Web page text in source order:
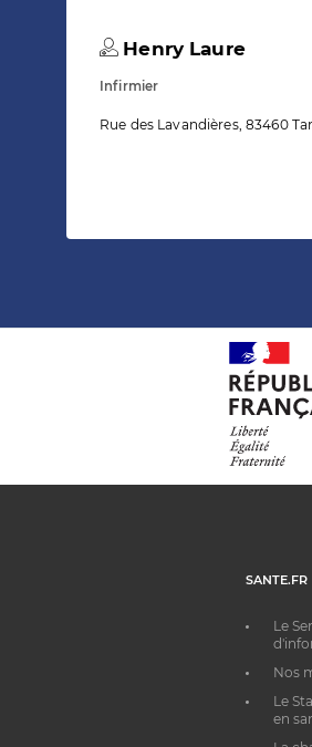
Henry Laure
Infirmier
Rue des Lavandières, 83460
SANTE.FR
Le
Nos
Le
en